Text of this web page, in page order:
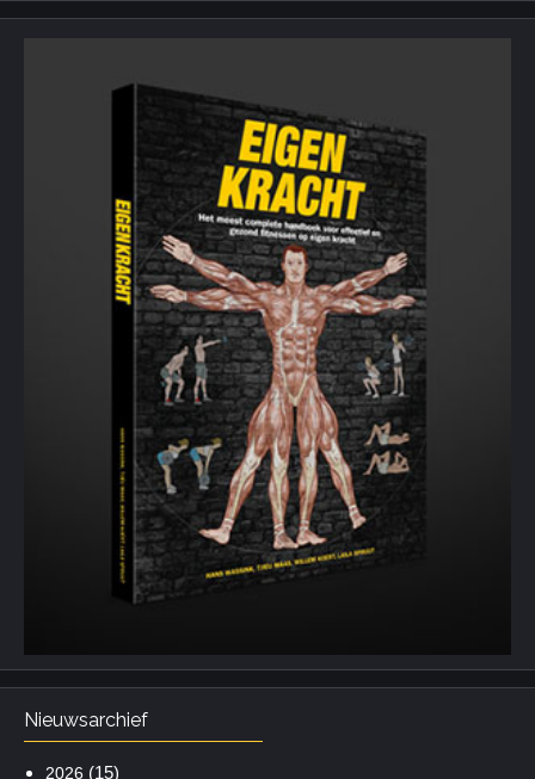
Nieuwsarchief
2026 (15)